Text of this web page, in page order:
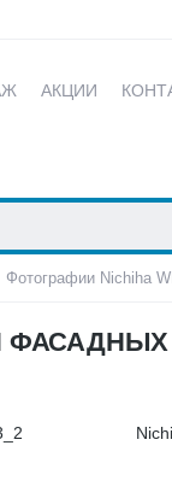
АКЦИИ
Фотографии Nichiha